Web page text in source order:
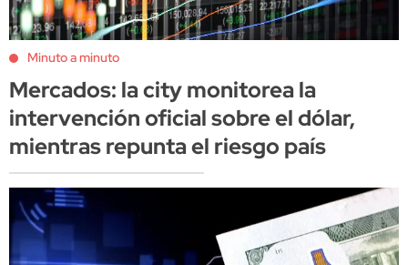
Minuto a minuto
Mercados: la city monitorea la
intervención oficial sobre el dólar,
mientras repunta el riesgo país